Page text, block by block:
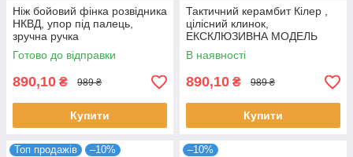
Ніж бойовий фінка розвідника
НКВД, упор під палець,
зручна ручка
Готово до відправки
890,10 ₴ 989 ₴
Купити
Тактичний керамбит Кілер ,
цілісний клинок,
ЕКСКЛЮЗИВНА МОДЕЛЬ
В наявності
890,10 ₴ 989 ₴
Купити
Топ продажів –10% –10%